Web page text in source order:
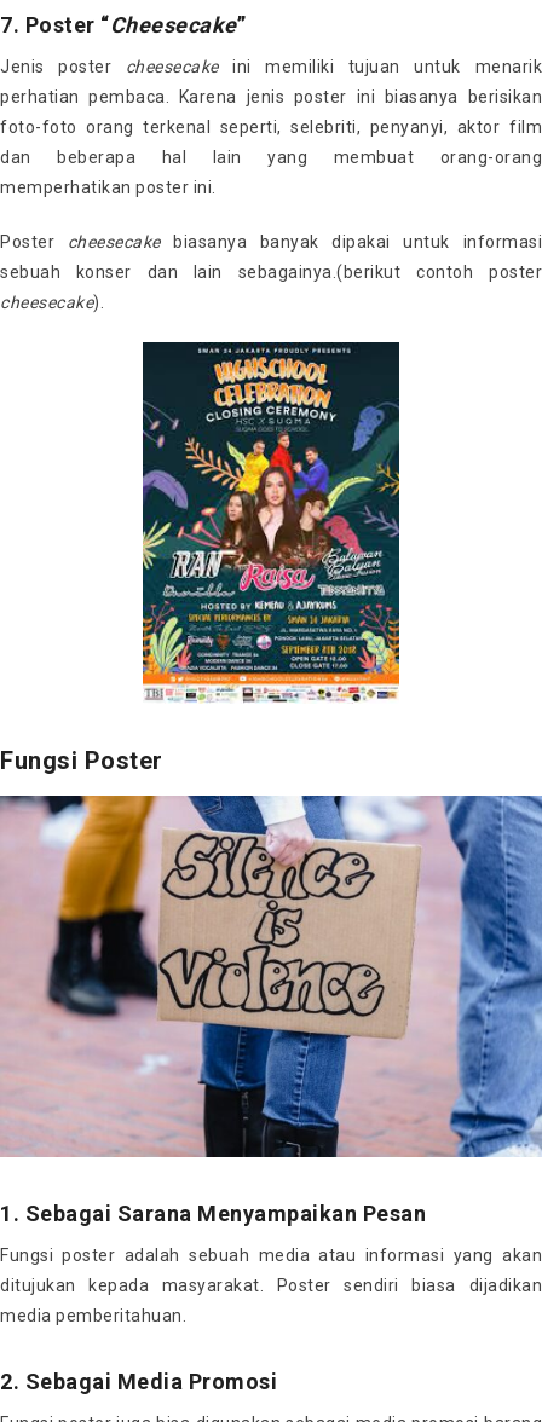
7. Poster “Cheesecake”
Jenis poster cheesecakeini memiliki tujuan untuk menarik
perhatian pembaca. Karena jenis poster ini biasanya berisikan
foto-foto orang terkenal seperti, selebriti, penyanyi, aktor film
dan beberapa hal lain yang membuat orang-orang
memperhatikan poster ini.
Poster cheesecakebiasanya banyak dipakai untuk informasi
sebuah konser dan lain sebagainya.(berikut contoh poster
cheesecake).
Fungsi Poster
1. Sebagai Sarana Menyampaikan Pesan
Fungsi poster adalah sebuah media atau informasi yang akan
ditujukan kepada masyarakat. Poster sendiri biasa dijadikan
media pemberitahuan.
2. Sebagai Media Promosi